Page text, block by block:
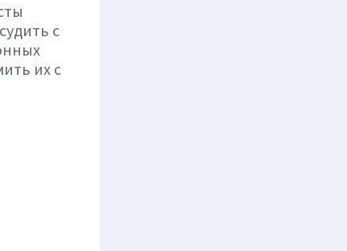
с
их с